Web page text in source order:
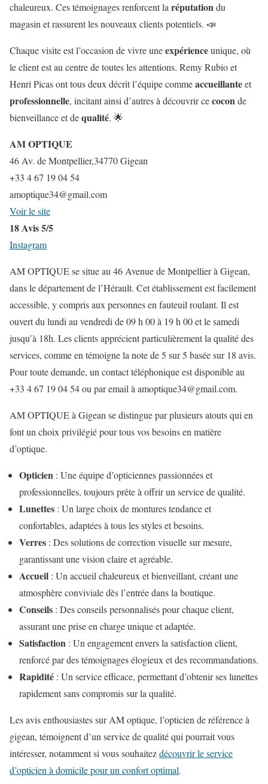
chaleureux. Ces témoignages renforcent la réputationdu
magasin et rassurent les nouveaux clients potentiels. 📣
Chaque visite est l’occasion de vivre uneexpérienceunique, où
le client est au centre de toutes les attentions. Remy Rubio et
Henri Picas ont tous deux décrit l’équipe commeaccueillanteet
professionnelle, incitant ainsi d’autres à découvrir cecoconde
bienveillance et dequalité. 🌟
AM OPTIQUE
46 Av. de Montpellier,34770 Gigean
+33 4 67 19 04 54
amoptique34@gmail.com
Voir le site
18 Avis 5/5
Instagram
AM OPTIQUE se situe au 46 Avenue de Montpellier à Gigean,
dans le département de l’Hérault. Cet établissement est facilement
accessible, y compris aux personnes en fauteuil roulant. Il est
ouvert du lundi au vendredi de 09 h 00 à 19 h 00 et le samedi
jusqu’à 18h. Les clients apprécient particulièrement la qualité des
services, comme en témoigne la note de 5 sur 5 basée sur 18 avis.
Pour toute demande, un contact téléphonique est disponible au
+33 4 67 19 04 54 ou par email à amoptique34@gmail.com.
AM OPTIQUE à Gigean se distingue par plusieurs atouts qui en
font un choix privilégié pour tous vos besoins en matière
d’optique.
Opticien : Une équipe d’opticiennes passionnées et
professionnelles, toujours prête à offrir un service de qualité.
Lunettes : Un large choix de montures tendance et
confortables, adaptées à tous les styles et besoins.
Verres : Des solutions de correction visuelle sur mesure,
garantissant une vision claire et agréable.
Accueil : Un accueil chaleureux et bienveillant, créant une
atmosphère conviviale dès l’entrée dans la boutique.
Conseils : Des conseils personnalisés pour chaque client,
assurant une prise en charge unique et adaptée.
Satisfaction : Un engagement envers la satisfaction client,
renforcé par des témoignages élogieux et des recommandations.
Rapidité : Un service efficace, permettant d’obtenir ses lunettes
rapidement sans compromis sur la qualité.
Les avis enthousiastes sur AM optique, l’opticien de référence à
gigean, témoignent d’un service de qualité qui pourrait vous
intéresser, notamment si vous souhaitezdécouvrir le service
d’opticien à domicile pour un confort optimal.